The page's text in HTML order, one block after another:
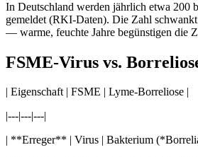
In Deutschland werden jährlich etwa 200
gemeldet (RKI-Daten). Die Zahl
— warme, feuchte Jahre begünstigen die
FSME-Virus vs.
| Eigenschaft | FSME | Lyme-Borreliose |
|---|---|---|
| **Erreger** | Virus | Bakterium